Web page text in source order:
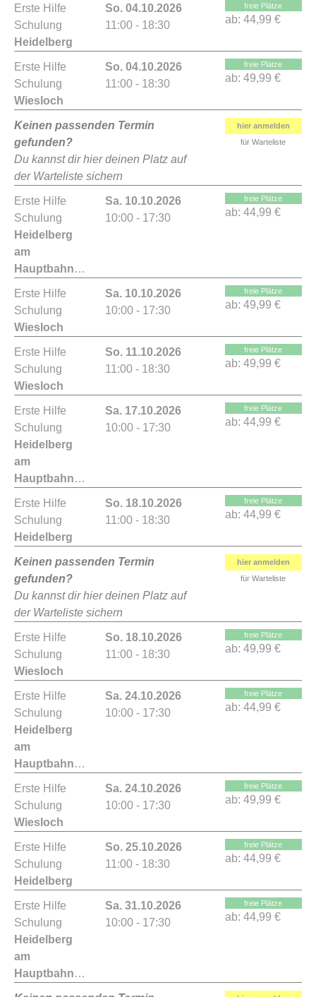
Erste Hilfe
Schulung
Heidelberg
So. 04.10.2026
11:00 - 18:30
freie Plätze
ab: 44,99 €
Erste Hilfe
Schulung
Wiesloch
So. 04.10.2026
11:00 - 18:30
freie Plätze
ab: 49,99 €
Keinen passenden Termin
gefunden?
Du kannst dir hier deinen Platz auf
der Warteliste sichern
hier anmelden
für Warteliste
Erste Hilfe
Schulung
Heidelberg
am
Hauptbahnhof
Sa. 10.10.2026
10:00 - 17:30
freie Plätze
ab: 44,99 €
Erste Hilfe
Schulung
Wiesloch
Sa. 10.10.2026
10:00 - 17:30
freie Plätze
ab: 49,99 €
Erste Hilfe
Schulung
Wiesloch
So. 11.10.2026
11:00 - 18:30
freie Plätze
ab: 49,99 €
Erste Hilfe
Schulung
Heidelberg
am
Hauptbahnhof
Sa. 17.10.2026
10:00 - 17:30
freie Plätze
ab: 44,99 €
Erste Hilfe
Schulung
Heidelberg
So. 18.10.2026
11:00 - 18:30
freie Plätze
ab: 44,99 €
Keinen passenden Termin
gefunden?
Du kannst dir hier deinen Platz auf
der Warteliste sichern
hier anmelden
für Warteliste
Erste Hilfe
Schulung
Wiesloch
So. 18.10.2026
11:00 - 18:30
freie Plätze
ab: 49,99 €
Erste Hilfe
Schulung
Heidelberg
am
Hauptbahnhof
Sa. 24.10.2026
10:00 - 17:30
freie Plätze
ab: 44,99 €
Erste Hilfe
Schulung
Wiesloch
Sa. 24.10.2026
10:00 - 17:30
freie Plätze
ab: 49,99 €
Erste Hilfe
Schulung
Heidelberg
So. 25.10.2026
11:00 - 18:30
freie Plätze
ab: 44,99 €
Erste Hilfe
Schulung
Heidelberg
am
Hauptbahnhof
Sa. 31.10.2026
10:00 - 17:30
freie Plätze
ab: 44,99 €